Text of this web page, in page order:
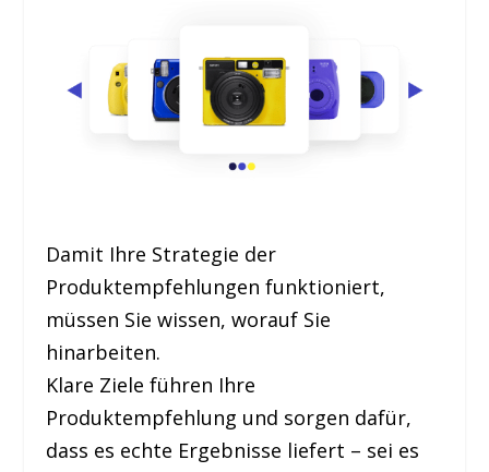
Damit Ihre Strategie der
Produktempfehlungen funktioniert,
müssen Sie wissen, worauf Sie
hinarbeiten.
Klare Ziele führen Ihre
Produktempfehlung und sorgen dafür,
dass es echte Ergebnisse liefert – sei es